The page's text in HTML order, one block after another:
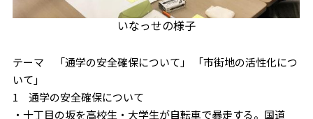
いなっせの様子
テーマ 「通学の安全確保について」 「市街地の活性化につ
いて」
1 通学の安全確保について
・十丁目の坂を高校生・大学生が自転車で暴走する。国道